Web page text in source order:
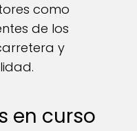
como
de los
y
en curso